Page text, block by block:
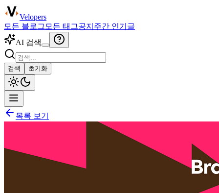
Velopers
모든 블로그 모든 태그공지 주간 인기글
AI 검색
검색 초기화
목록 보기